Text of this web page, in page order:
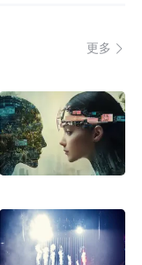
更多